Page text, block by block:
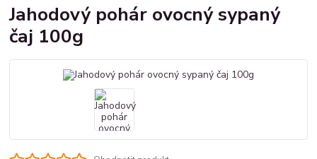
Jahodový pohár ovocný sypaný
čaj 100g